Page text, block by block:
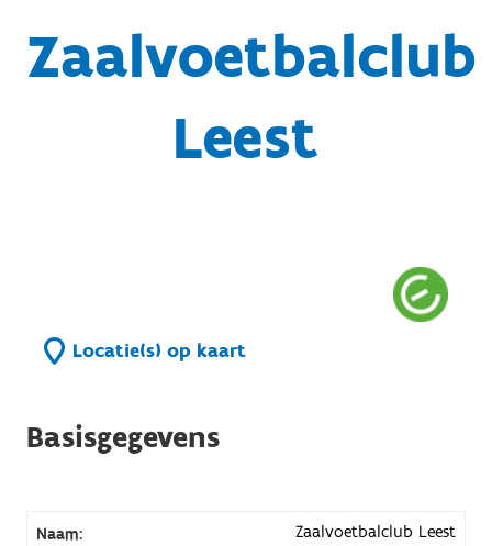
Zaalvoetbalclub
Leest
Locatie(s) op kaart
Basisgegevens
Naam: Zaalvoetbalclub Leest